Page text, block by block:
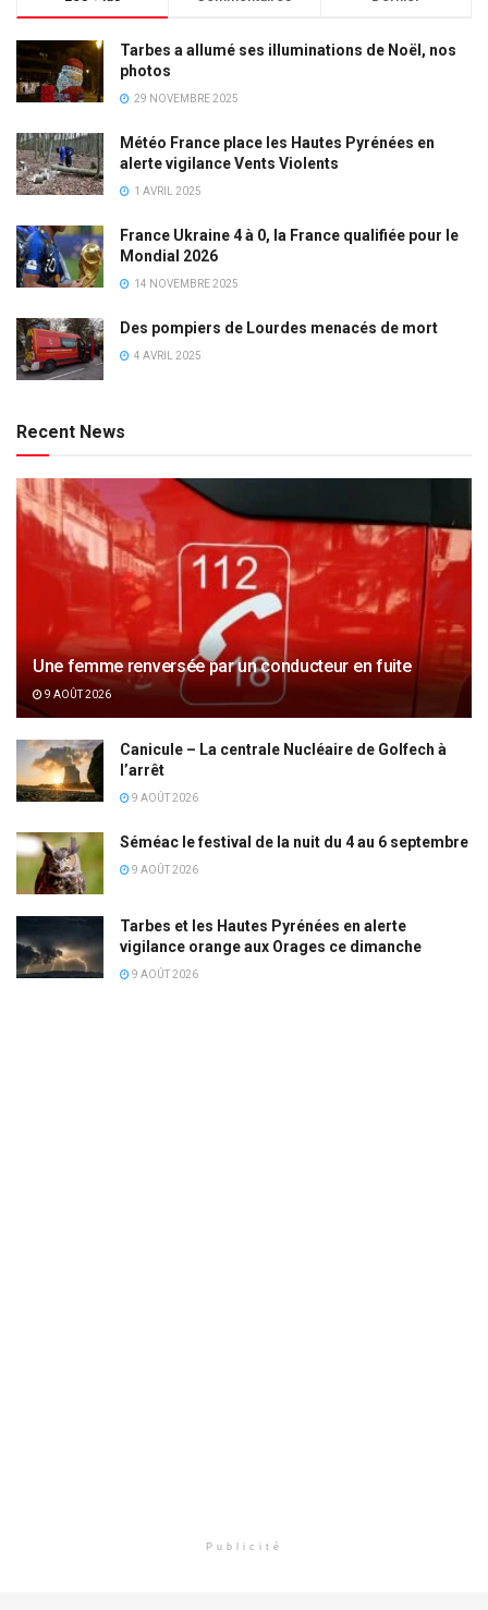
Tarbes a allumé ses illuminations de Noël, nos
photos
29 NOVEMBRE 2025
Météo France place les Hautes Pyrénées en
alerte vigilance Vents Violents
1 AVRIL 2025
France Ukraine 4 à 0, la France qualifiée pour le
Mondial 2026
14 NOVEMBRE 2025
Des pompiers de Lourdes menacés de mort
4 AVRIL 2025
Recent News
Une femme renversée par un conducteur en fuite
9 AOÛT 2026
Canicule – La centrale Nucléaire de Golfech à
l’arrêt
9 AOÛT 2026
Séméac le festival de la nuit du 4 au 6 septembre
9 AOÛT 2026
Tarbes et les Hautes Pyrénées en alerte
vigilance orange aux Orages ce dimanche
9 AOÛT 2026
Publicité